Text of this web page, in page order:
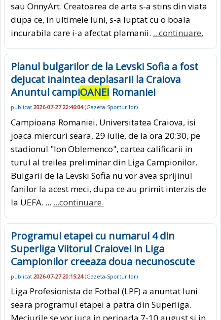
sau OnnyArt. Creatoarea de arta s-a stins din viata
dupa ce, in ultimele luni, s-a luptat cu o boala
incurabila care i-a afectat plamanii. ...continuare.
Planul bulgarilor de la Levski Sofia a fost
dejucat inaintea deplasarii la Craiova
Anuntul campiOANEI Romaniei
publicat 2026-07-27 22:46:04(Gazeta-Sporturilor)
Campioana Romaniei, Universitatea Craiova, isi
joaca miercuri seara, 29 iulie, de la ora 20:30, pe
stadionul "Ion Oblemenco", cartea calificarii in
turul al treilea preliminar din Liga Campionilor.
Bulgarii de la Levski Sofia nu vor avea sprijinul
fanilor la acest meci, dupa ce au primit interzis de
la UEFA. ... ...continuare.
Programul etapei cu numarul 4 din
Superliga Viitorul Craiovei in Liga
Campionilor creeaza doua necunoscute
publicat 2026-07-27 20:15:24(Gazeta-Sporturilor)
Liga Profesionista de Fotbal (LPF) a anuntat luni
seara programul etapei a patra din Superliga.